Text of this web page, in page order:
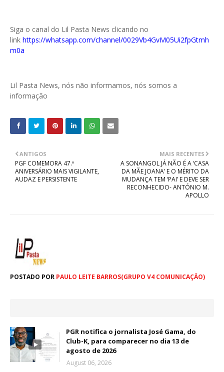
Siga o canal do Lil Pasta News clicando no
link https://whatsapp.com/channel/0029Vb4GvM05Ui2fpGtmh
m0a
Lil Pasta News, nós não informamos, nós somos a
informação
MAIS RECENTES
A SONANGOL JÁ NÃO É A ‘CASA
DA MÃE JOANA’ E O MÉRITO DA
MUDANÇA TEM ‘PAI’ E DEVE SER
RECONHECIDO- ANTÓNIO M.
APOLLO
ANTIGOS
PGF COMEMORA 47.º
ANIVERSÁRIO MAIS VIGILANTE,
AUDAZ E PERSISTENTE
POSTADO POR PAULO LEITE BARROS(GRUPO V4 COMUNICAÇÃO)
PGR notifica o jornalista José Gama, do
Club-K, para comparecer no dia 13 de
agosto de 2026
August 06, 2026